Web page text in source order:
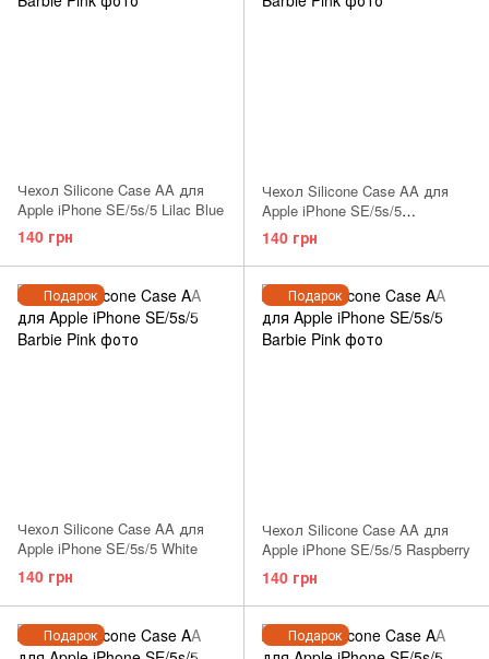
Чехол Silicone Case AA для
Apple iPhone SE/5s/5 Lilac Blue
140 грн
Чехол Silicone Case AA для
Apple iPhone SE/5s/5
Dragonfruit
140 грн
Подарок
Чехол Silicone Case AA для
Apple iPhone SE/5s/5 White
140 грн
Подарок
Чехол Silicone Case AA для
Apple iPhone SE/5s/5 Raspberry
140 грн
Подарок Подарок